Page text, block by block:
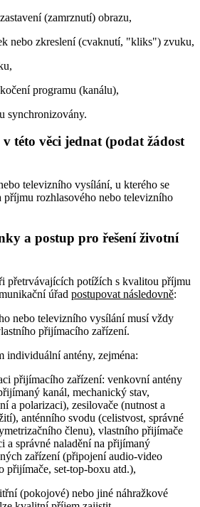
(zamrznutí) obrazu,
nebo zkreslení (cvaknutí, "kliks") zvuku,
programu (kanálu),
synchronizovány.
této věci jednat (podat žádost
televizního vysílání, u kterého se
rozhlasového nebo televizního
a postup pro řešení životní
přetrvávajících potížích s kvalitou příjmu
úřad postupovat následovně:
nebo televizního vysílání musí vždy
přijímacího zařízení.
individuální antény, zejména:
přijímacího zařízení: venkovní antény
kanál, mechanický stav,
a polarizaci), zesilovače (nutnost a
anténního svodu (celistvost, správné
členu), vlastního přijímače
a správné naladění na přijímaný
zařízení (připojení audio-video
přijímače, set-top-boxu atd.),
(pokojové) nebo jiné náhražkové